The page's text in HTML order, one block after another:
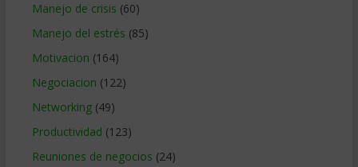
Manejo de crisis (60)
Manejo del estrés (85)
Motivacion (164)
Negociacion (122)
Networking(49)
Productividad (123)
Reuniones de negocios (24)